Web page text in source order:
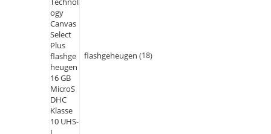
flashgeheugen 18